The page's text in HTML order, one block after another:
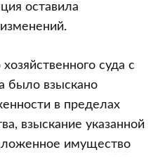
оставила
суда с
было взыскано
в пределах
взыскание указанной
имущество